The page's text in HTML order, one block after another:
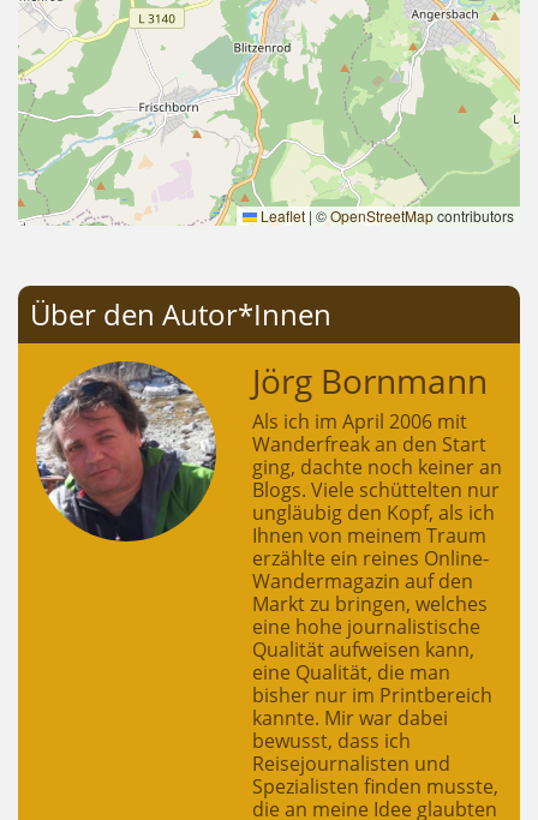
Leaflet | ©OpenStreetMapcontributors
Über den Autor*Innen
Jörg Bornmann
Als ich im April 2006 mit
Wanderfreak an den Start
ging, dachte noch keiner an
Blogs. Viele schüttelten nur
ungläubig den Kopf, als ich
Ihnen von meinem Traum
erzählte ein reines Online-
Wandermagazin auf den
Markt zu bringen, welches
eine hohe journalistische
Qualität aufweisen kann,
eine Qualität, die man
bisher nur im Printbereich
kannte. Mir war dabei
bewusst, dass ich
Reisejournalisten und
Spezialisten finden musste,
die an meine Idee glaubten